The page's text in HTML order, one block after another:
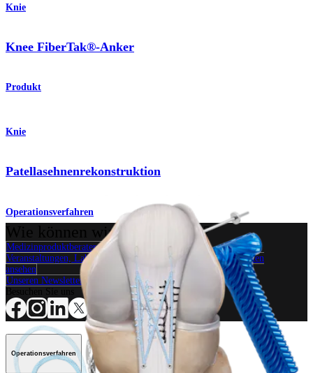
Knie
Knee FiberTak®-Anker
Produkt
Knie
Patellasehnenrekonstruktion
Operationsverfahren
Wie können wir Ihnen helfen?
Medizinproduktberater:in kontaktieren
Veranstaltungen, Lab-Vorführungen und Schulungsmöglichkeiten
ansehen
Unseren Newsletter abonnieren
Operationsverfahren